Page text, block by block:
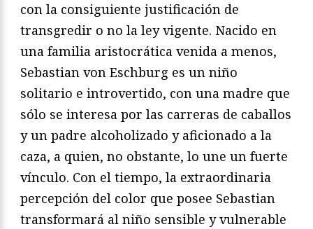
con la consiguiente justificación de
transgredir o no la ley vigente. Nacido en
una familia aristocrática venida a menos,
Sebastian von Eschburg es un niño
solitario e introvertido, con una madre que
sólo se interesa por las carreras de caballos
y un padre alcoholizado y aficionado a la
caza, a quien, no obstante, lo une un fuerte
vínculo. Con el tiempo, la extraordinaria
percepción del color que posee Sebastian
transformará al niño sensible y vulnerable